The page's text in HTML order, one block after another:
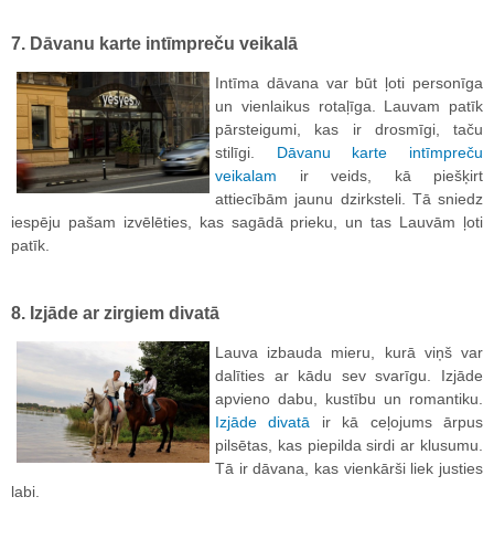
7. Dāvanu karte intīmpreču veikalā
Intīma dāvana var būt ļoti personīga
un vienlaikus rotaļīga. Lauvam patīk
pārsteigumi, kas ir drosmīgi, taču
stilīgi. Dāvanu karte intīmpreču
veikalam ir veids, kā piešķirt
attiecībām jaunu dzirksteli. Tā sniedz
iespēju pašam izvēlēties, kas sagādā prieku, un tas Lauvām ļoti
patīk.
8. Izjāde ar zirgiem divatā
Lauva izbauda mieru, kurā viņš var
dalīties ar kādu sev svarīgu. Izjāde
apvieno dabu, kustību un romantiku.
Izjāde divatā ir kā ceļojums ārpus
pilsētas, kas piepilda sirdi ar klusumu.
Tā ir dāvana, kas vienkārši liek justies
labi.